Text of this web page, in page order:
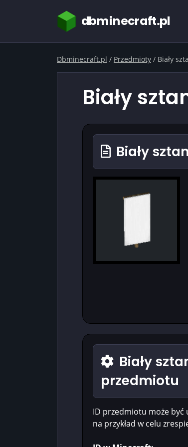
dbminecraft.pl
Dbminecraft.pl / Przedmioty / Biały
Biały
Biały
Biały
przedmiotu
ID przedmiotu może być
na przykład w celu